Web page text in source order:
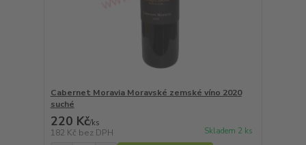
Cabernet Moravia Moravské zemské víno 2020
suché
220 Kč/ks
182 Kč bez DPH Skladem 2 ks